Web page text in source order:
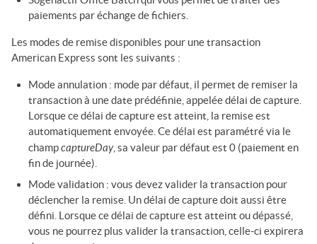
paiements par échange de fichiers.
Les modes de remise disponibles pour une transaction
American Express sont les suivants :
Mode annulation : mode par défaut, il permet de remiser la
transaction à une date prédéfinie, appelée délai de capture.
Lorsque ce délai de capture est atteint, la remise est
automatiquement envoyée. Ce délai est paramétré via le
champcaptureDay, sa valeur par défaut est 0 (paiement en
fin de journée).
Mode validation : vous devez valider la transaction pour
déclencher la remise. Un délai de capture doit aussi être
défini. Lorsque ce délai de capture est atteint ou dépassé,
vous ne pourrez plus valider la transaction, celle-ci expirera